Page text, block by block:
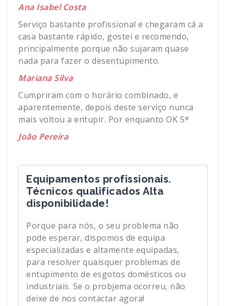
Ana Isabel Costa
Serviço bastante profissional e chegaram cá a
casa bastante rápido, gostei e recomendo,
principalmente porque não sujaram quase
nada para fazer o desentupimento.
Mariana Silva
Cumpriram com o horário combinado, e
aparentemente, depois deste serviço nunca
mais voltou a entupir. Por enquanto OK 5*
João Pereira
Equipamentos profissionais.
Técnicos qualificados Alta
disponibilidade!
Porque para nós, o seu problema não
pode esperar, dispomos de equipa
especializadas e altamente equipadas,
para resolver quaisquer problemas de
entupimento de esgotos domésticos ou
industriais. Se o probjema ocorreu, não
deixe de nos contactar agora!